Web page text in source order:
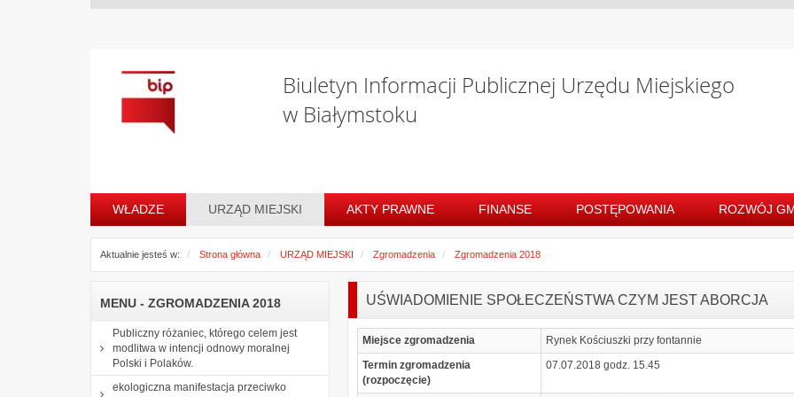
Biuletyn Informacji Publicznej Urzędu Miejskiego
w Białymstoku
WŁADZE URZĄD MIEJSKI AKTY PRAWNE FINANSE POSTĘPOWANIA ROZWÓJ
Aktualnie jesteś w: Strona główna URZĄD MIEJSKI Zgromadzenia Zgromadzenia 2018
MENU - ZGROMADZENIA 2018
Publiczny różaniec, którego celem jest
modlitwa w intencji odnowy moralnej
Polski i Polaków.
ekologiczna manifestacja przeciwko
UŚWIADOMIENIE SPOŁECZEŃSTWA CZYM JEST ABORCJA
Miejsce zgromadzenia
Rynek Kościuszki przy fontannie
Termin zgromadzenia
(rozpoczęcie)
07.07.2018 godz. 15.45